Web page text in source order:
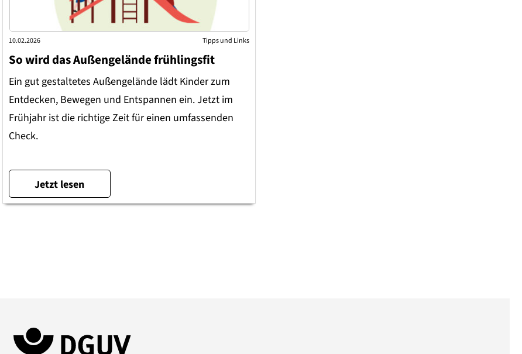
10.02.2026 Tipps und Links
So wird das Außengelände frühlingsfit
Ein gut gestaltetes Außengelände lädt Kinder zum
Entdecken, Bewegen und Entspannen ein. Jetzt im
Frühjahr ist die richtige Zeit für einen umfassenden
Check.
Jetzt lesen